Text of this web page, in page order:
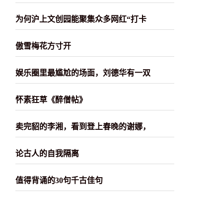
为何沪上文创园能聚集众多网红“打卡
傲雪梅花方寸开
娱乐圈里最尴尬的场面，刘德华有一双
怀素狂草《醉僧帖》
卖完貂的李湘，看到登上春晚的谢娜，
论古人的自我隔离
值得背诵的30句千古佳句